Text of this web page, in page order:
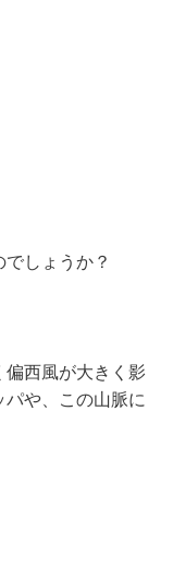
しょうか？
西風が大きく影
や、この山脈に